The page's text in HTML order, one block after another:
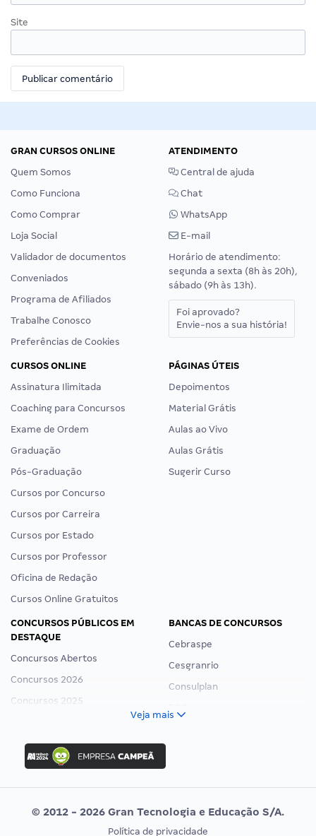
Site
GRAN CURSOS ONLINE
Quem Somos
Como Funciona
Como Comprar
Loja Social
Validador de documentos
Conveniados
Programa de Afiliados
Trabalhe Conosco
Preferências de Cookies
ATENDIMENTO
Central de ajuda
Chat
WhatsApp
E-mail
Horário de atendimento:
segunda a sexta (8h às 20h),
sábado (9h às 13h).
Foi aprovado?
Envie-nos a sua história!
CURSOS ONLINE
Assinatura Ilimitada
Coaching para Concursos
Exame de Ordem
Graduação
Pós-Graduação
Cursos por Concurso
Cursos por Carreira
Cursos por Estado
Cursos por Professor
Oficina de Redação
Cursos Online Gratuitos
PÁGINAS ÚTEIS
Depoimentos
Material Grátis
Aulas ao Vivo
Aulas Grátis
Sugerir Curso
CONCURSOS PÚBLICOS EM
DESTAQUE
Concursos Abertos
Concursos 2026
Concursos 2025
Concurso Ibama
Concurso MPU
Editais publicados
BANCAS DE CONCURSOS
Cebraspe
Cesgranrio
Consulplan
Vunesp
Veja mais
© 2012 - 2026 Gran Tecnologia e Educação S/A.
Política de privacidade